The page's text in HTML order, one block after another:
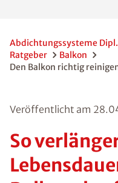
Abdichtungssysteme Dipl.
Ratgeber
Balkon
Den Balkon richtig
Veröffentlicht am
So